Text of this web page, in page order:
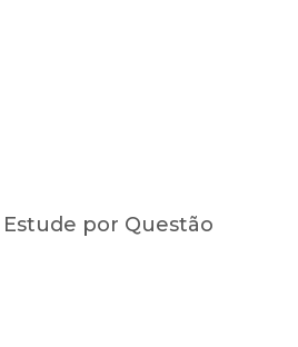
Estude por Questão